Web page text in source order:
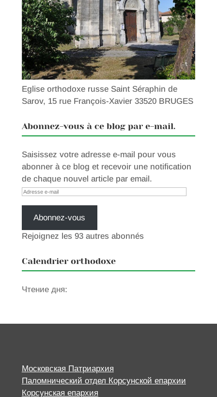
Eglise orthodoxe russe Saint Séraphin de
Sarov, 15 rue François-Xavier 33520 BRUGES
Abonnez-vous à ce blog par e-mail.
Saisissez votre adresse e-mail pour vous
abonner à ce blog et recevoir une notification
de chaque nouvel article par email.
Adresse
mailAbonnez-vous
Rejoignez les 93 autres abonnés
Calendrier orthodoxe
Чтение дня:
Московская Патриархия
Паломнический отдел Корсунской епархии
Корсунская епархия